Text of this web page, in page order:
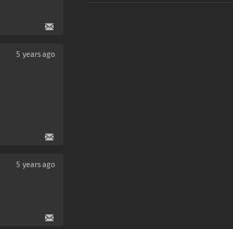
5 years ago
5 years ago